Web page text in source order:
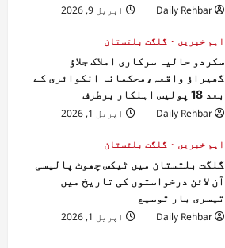
Daily Rehbar
اپریل 9, 2026
اہم خبریں
گلگت بلتستان
سکردو حالیہ سرکاری املاک جلاؤ
گھیراؤ واقعہ،محکمانہ انکوائری کے
بعد 18 پولیس اہلکار برطرف
Daily Rehbar
اپریل 1, 2026
اہم خبریں
گلگت بلتستان
گلگت بلتستان میں ٹیکس چھوٹ پالیسی
آن لائن درخواستوں کی تاریخ میں
تیسری بار توسیع
Daily Rehbar
اپریل 1, 2026